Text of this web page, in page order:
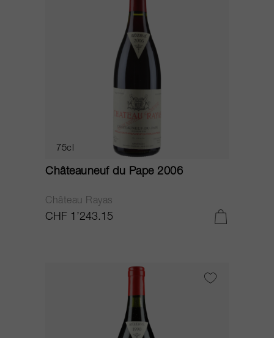
75cl
Châteauneuf du Pape 2006
Château Rayas
CHF 1’243.15